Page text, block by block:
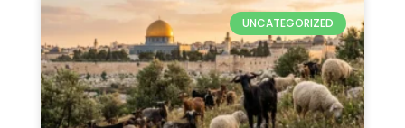
UNCATEGORIZED